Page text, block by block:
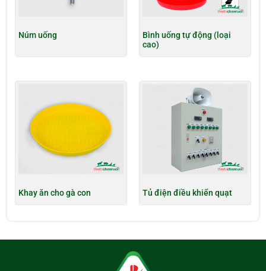
Núm uống
Bình uống tự động (loại
cao)
Khay ăn cho gà con Tủ điện điều khiển quạt